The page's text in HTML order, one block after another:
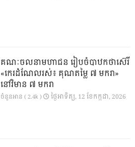
គណៈចលនាមហាជន រៀបចំបាឋកថាស៊េរី
«កេរដំណែលរស់៖ គុណតម្លៃ ៧ មករា»
នៅវិមាន ៧ មករា
ចំនួនអាន ( 2.4k ) ថ្ងៃ​អាទិត្យ, 12 ខែ​កក្កដា, 2026